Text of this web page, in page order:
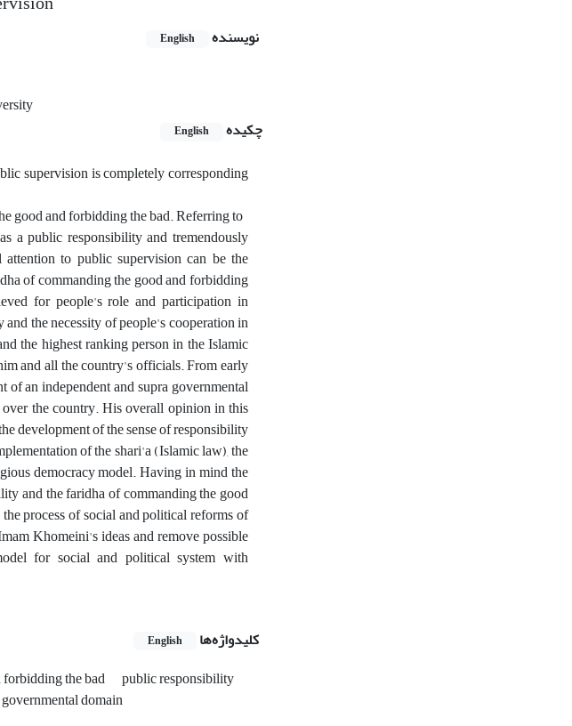
نویسنده English
چکیده
English
supervision is completely corresponding
good and forbidding the bad. Referring to
a public responsibility and tremendously
to public supervision can be the
of commanding the good and forbidding
for people's role and participation in
the necessity of people's cooperation in
the highest ranking person in the Islamic
and all the country's officials. From early
an independent and supra governmental
the country. His overall opinion in this
development of the sense of responsibility
of the shari'a (Islamic law), the
democracy model. Having in mind the
and the faridha of commanding the good
process of social and political reforms of
Khomeini's ideas and remove possible
for social and political system with
کلیدواژه‌ها English
the bad
public responsibility
domain